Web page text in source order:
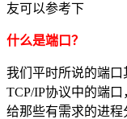
友可以参考下
什么是端口？
我们平时所说的端
TCP/IP协议中的端
给那些有需求的进